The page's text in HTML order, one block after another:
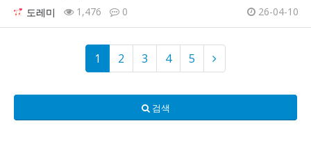
도레미 1,476 0 26-04-10
1 2 3 4 5
검색